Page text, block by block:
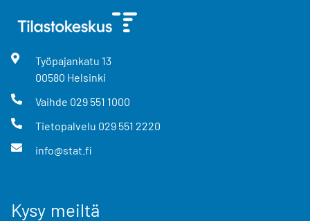
Työpajankatu 13
00580 Helsinki
Vaihde 029 551 1000
Tietopalvelu 029 551 2220
info@stat.fi
Kysy meiltä